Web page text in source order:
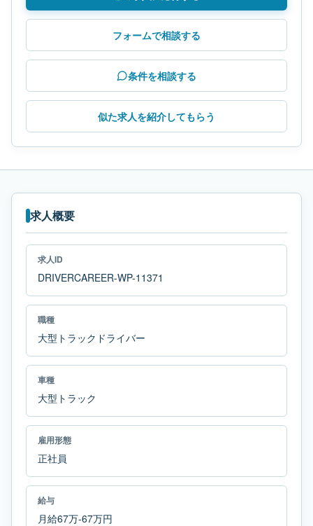
フォームで相談する
条件を相談する
似た求人を紹介してもらう
求人概要
求人ID
DRIVERCAREER-WP-11371
職種
大型トラックドライバー
車種
大型トラック
雇用形態
正社員
給与
月給67万-67万円